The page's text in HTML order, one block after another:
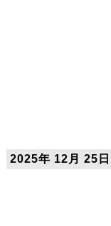
2025年 12月 25